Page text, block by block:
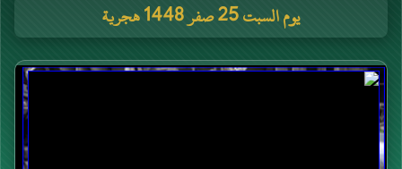
يوم السبت 25 صفر 1448 هجرية